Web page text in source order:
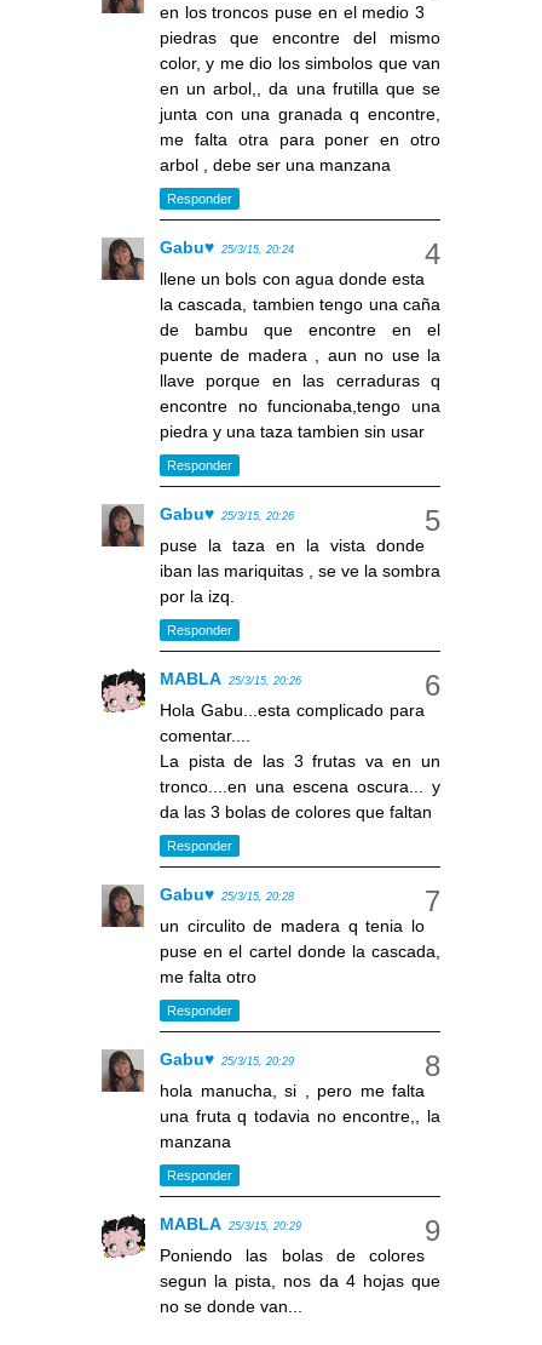
en los troncos puse en el medio 3
piedras que encontre del mismo
color, y me dio los simbolos que van
en un arbol,, da una frutilla que se
junta con una granada q encontre,
me falta otra para poner en otro
arbol , debe ser una manzana
Responder
Gabu♥ 25/3/15, 20:24
llene un bols con agua donde esta
la cascada, tambien tengo una caña
de bambu que encontre en el
puente de madera , aun no use la
llave porque en las cerraduras q
encontre no funcionaba,tengo una
piedra y una taza tambien sin usar
Responder
Gabu♥ 25/3/15, 20:26
puse la taza en la vista donde
iban las mariquitas , se ve la sombra
por la izq.
Responder
MABLA 25/3/15, 20:26
Hola Gabu...esta complicado para
comentar....
La pista de las 3 frutas va en un
tronco....en una escena oscura... y
da las 3 bolas de colores que faltan
Responder
Gabu♥ 25/3/15, 20:28
un circulito de madera q tenia lo
puse en el cartel donde la cascada,
me falta otro
Responder
Gabu♥ 25/3/15, 20:29
hola manucha, si , pero me falta
una fruta q todavia no encontre,, la
manzana
Responder
MABLA 25/3/15, 20:29
Poniendo las bolas de colores
segun la pista, nos da 4 hojas que
no se donde van...